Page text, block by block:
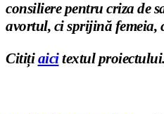
consiliere pentru criza de
avortul, ci sprijină femeia,
Citițiaicitextul proiectului.